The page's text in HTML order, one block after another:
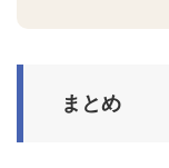
まとめ